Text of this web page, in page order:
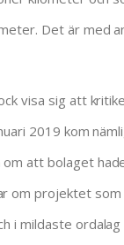
Det är med
visa sig att
2019 kom
att bolaget
om projektet
i mildaste